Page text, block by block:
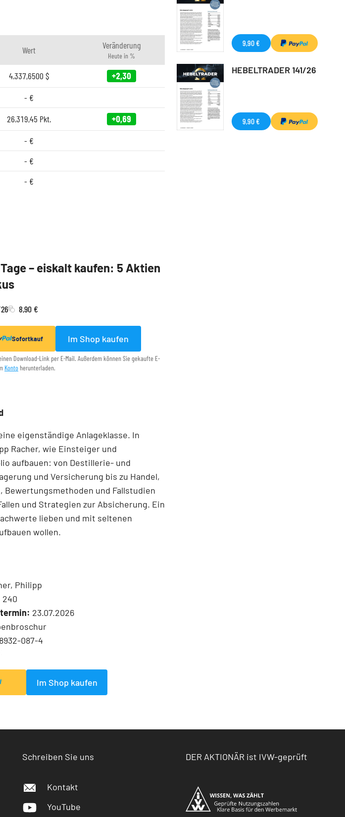
Wert Veränderung
Heute in %
4.337,6500 $
+2,30
- €
26.319,45 Pkt.
+0,69
- €
- €
- €
– eiskalt kaufen: 5 Aktien
8,90 €
Sofortkauf Im Shop kaufen
Download-Link per E-Mail. Außerdem können Sie gekaufte E-
Konto herunterladen.
eigenständige Anlageklasse. In
Racher, wie Einsteiger und
aufbauen: von Destillerie- und
und Versicherung bis zu Handel,
und Fallstudien
und Strategien zur Absicherung. Ein
lieben und mit seltenen
wollen.
Philipp
240
23.07.2026
087-4
Im Shop kaufen
9,90 €
HEBELTRADER 141/26
9,90 €
Schreiben Sie uns
Kontakt
YouTube
DER AKTIONÄR ist IVW-geprüft